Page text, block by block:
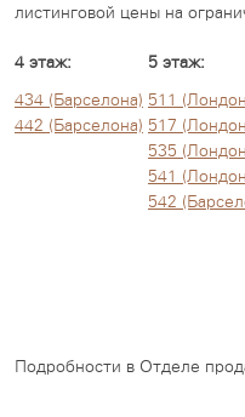
листинговой цены на
4 этаж:
434 (Барселона)
442 (Барселона)
5 этаж:
511
517
535
541
542
Подробности в Отделе